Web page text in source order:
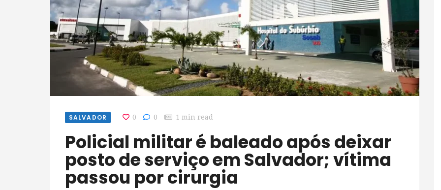
SALVADOR 0 0 1 min read
Policial militar é baleado após deixar
posto de serviço em Salvador; vítima
passou por cirurgia